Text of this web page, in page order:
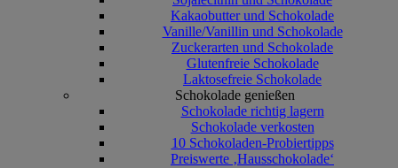
Kakaobutter und Schokolade
Vanille/Vanillin und Schokolade
Zuckerarten und Schokolade
Glutenfreie Schokolade
Laktosefreie Schokolade
Schokolade genießen
Schokolade richtig lagern
Schokolade verkosten
10 Schokoladen-Probiertipps
Preiswerte ‚Hausschokolade‘